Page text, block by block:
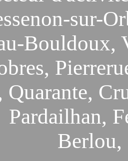
sur-
Bouldoux,
Quarante,
Pardailhan,
Berlou,